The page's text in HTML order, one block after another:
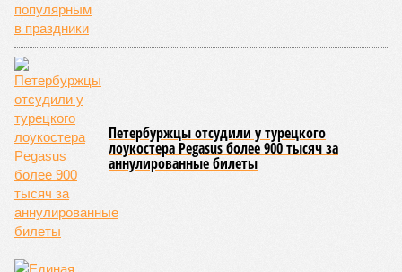
Петербуржцы отсудили у турецкого
лоукостера Pegasus более 900 тысяч за
аннулированные билеты